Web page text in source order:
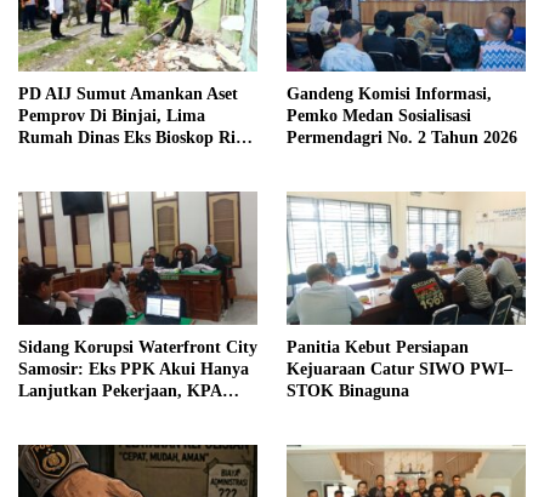
PD AIJ Sumut Amankan Aset
Pemprov Di Binjai, Lima
Rumah Dinas Eks Bioskop Ria
Gandeng Komisi Informasi,
Pemko Medan Sosialisasi
Permendagri No. 2 Tahun 2026
Sidang Korupsi Waterfront City
Samosir: Eks PPK Akui Hanya
Lanjutkan Pekerjaan, KPA
Panitia Kebut Persiapan
Kejuaraan Catur SIWO PWI–
STOK Binaguna